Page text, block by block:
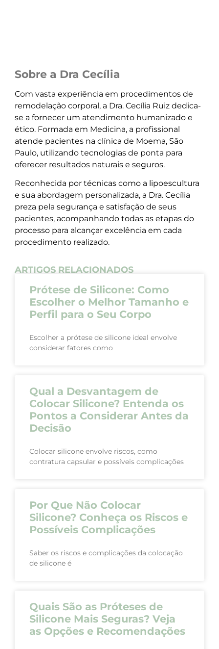
Sobre a Dra Cecília
Com vasta experiência em procedimentos de
remodelação corporal, a Dra. Cecília Ruiz dedica-
se a fornecer um atendimento humanizado e
ético. Formada em Medicina, a profissional
atende pacientes na clínica de Moema, São
Paulo, utilizando tecnologias de ponta para
oferecer resultados naturais e seguros.
Reconhecida por técnicas como a lipoescultura
e sua abordagem personalizada, a Dra. Cecília
preza pela segurança e satisfação de seus
pacientes, acompanhando todas as etapas do
processo para alcançar excelência em cada
procedimento realizado.
ARTIGOS RELACIONADOS
Prótese de Silicone: Como
Escolher o Melhor Tamanho e
Perfil para o Seu Corpo
Escolher a prótese de silicone ideal envolve
considerar fatores como
Qual a Desvantagem de
Colocar Silicone? Entenda os
Pontos a Considerar Antes da
Decisão
Colocar silicone envolve riscos, como
contratura capsular e possíveis complicações
Por Que Não Colocar
Silicone? Conheça os Riscos e
Possíveis Complicações
Saber os riscos e complicações da colocação
de silicone é
Quais São as Próteses de
Silicone Mais Seguras? Veja
as Opções e Recomendações